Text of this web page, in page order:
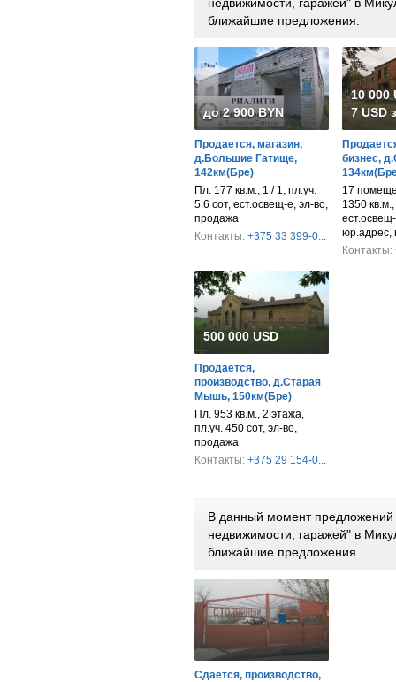
ближайшие предложения.
до 2 900 BYN
Продается, магазин,
д.Большие Гатище,
142км(Бре)
Пл. 177 кв.м., 1 / 1, пл.уч.
5.6 сот, ест.освещ-е, эл-во,
продажа
Контакты: +375 33 399-0...
10 000
7 USD
бизнес,
17
1350
юр.адрес,
Контакты:
500 000 USD
Продается,
производство, д.Старая
Мышь, 150км(Бре)
Пл. 953 кв.м., 2 этажа,
пл.уч. 450 сот, эл-во,
продажа
Контакты: +375 29 154-0...
В данный момент предложений
недвижимости, гаражей" в
ближайшие предложения.
Сдается, производство,